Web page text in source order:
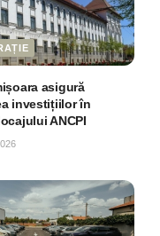
asigură
investițiilor în
ANCPI